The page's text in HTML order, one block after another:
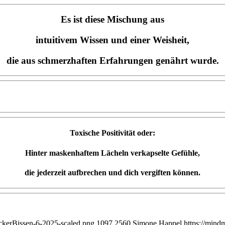
Es ist diese Mischung aus
intuitivem Wissen und einer Weisheit,
die aus schmerzhaften Erfahrungen genährt wurde.
Toxische Positivität oder:
Hinter maskenhaftem Lächeln verkapselte Gefühle,
die jederzeit aufbrechen und dich vergiften können.
6-2025-scaled.png 1097 2560 Simone Happel https://